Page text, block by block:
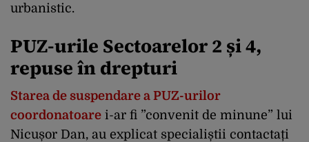
urbanistic.
PUZ-urile Sectoarelor 2 și 4,
repuse în drepturi
Starea de suspendare a PUZ-urilor
coordonatoare i-ar fi ”convenit de minune” lui
Nicușor Dan, au explicat specialiștii contactați